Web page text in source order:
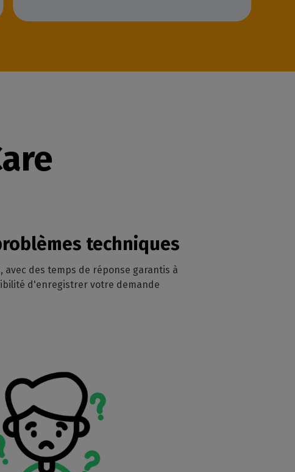
techniques
des temps de réponse garantis à
d'enregistrer votre demande